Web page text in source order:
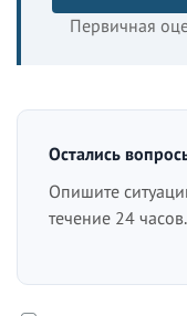
Первичная
Остались
Опишите
течение 24